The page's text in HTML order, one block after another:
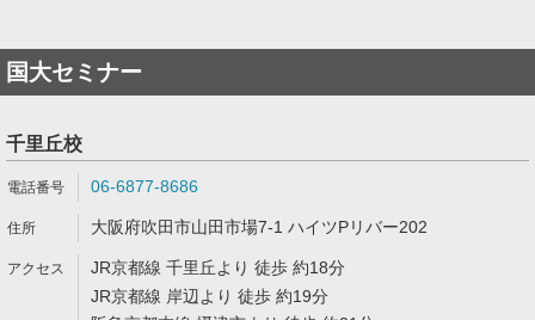
国大セミナー
千里丘校
06-6877-8686
大阪府吹田市山田市場7-1 ハイツPリバー202
JR京都線 千里丘より 徒歩 約18分
JR京都線 岸辺より 徒歩 約19分